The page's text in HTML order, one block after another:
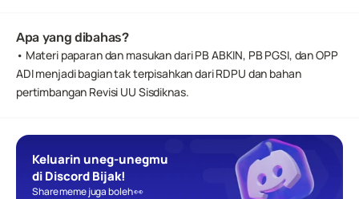
Apa yang dibahas?
• Materi paparan dan masukan dari PB ABKIN, PB PGSI, dan OPP
ADI menjadi bagian tak terpisahkan dari RDPU dan bahan
pertimbangan Revisi UU Sisdiknas.
Keluarin uneg-unegmu
di Discord Bijak!
Share meme juga boleh 👀